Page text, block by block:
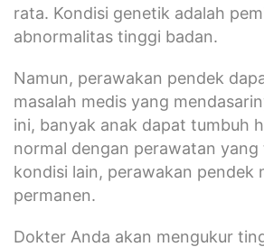
rata. Kondisi genetik adalah
abnormalitas tinggi badan.
Namun, perawakan pendek
masalah medis yang
ini, banyak anak dapat tumbuh
normal dengan perawatan yang
kondisi lain, perawakan pendek
permanen.
Dokter Anda akan mengukur